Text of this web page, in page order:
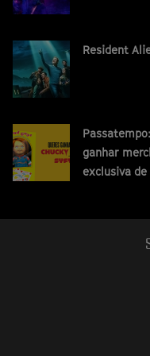
Resident
ganhar
exclusiva de